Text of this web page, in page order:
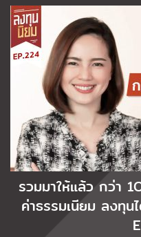
รวมมาให้แล้ว กว่า
ค่าธรรมเนียม ลงทุ